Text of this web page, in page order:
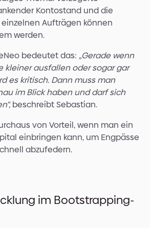
Kontostand und die
Aufträgen können
werden.
bedeutet das: „Gerade wenn
kleiner ausfallen oder sogar gar
es kritisch. Dann muss man
im Blick haben und darf sich
beschreibt Sebastian.
von Vorteil, wenn man ein
einbringen kann, um Engpässe
abzufedern.
im Bootstrapping-